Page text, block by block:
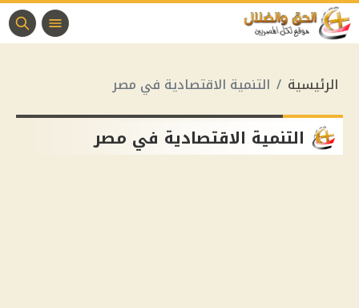
الرئيسية التنمية الاقتصادية في مصر
التنمية الاقتصادية في مصر